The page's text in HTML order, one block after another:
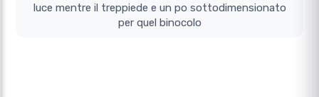
luce mentre il treppiede e un po sottodimensionato
per quel binocolo